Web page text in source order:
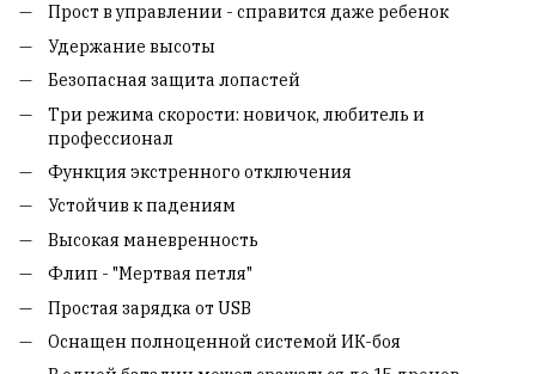
Прост в управлении - справится даже ребенок
Удержание высоты
Безопасная защита лопастей
Три режима скорости: новичок, любитель и
профессионал
Функция экстренного отключения
Устойчив к падениям
Высокая маневренность
Флип - "Мертвая петля"
Простая зарядка от USB
Оснащен полноценной системой ИК-боя